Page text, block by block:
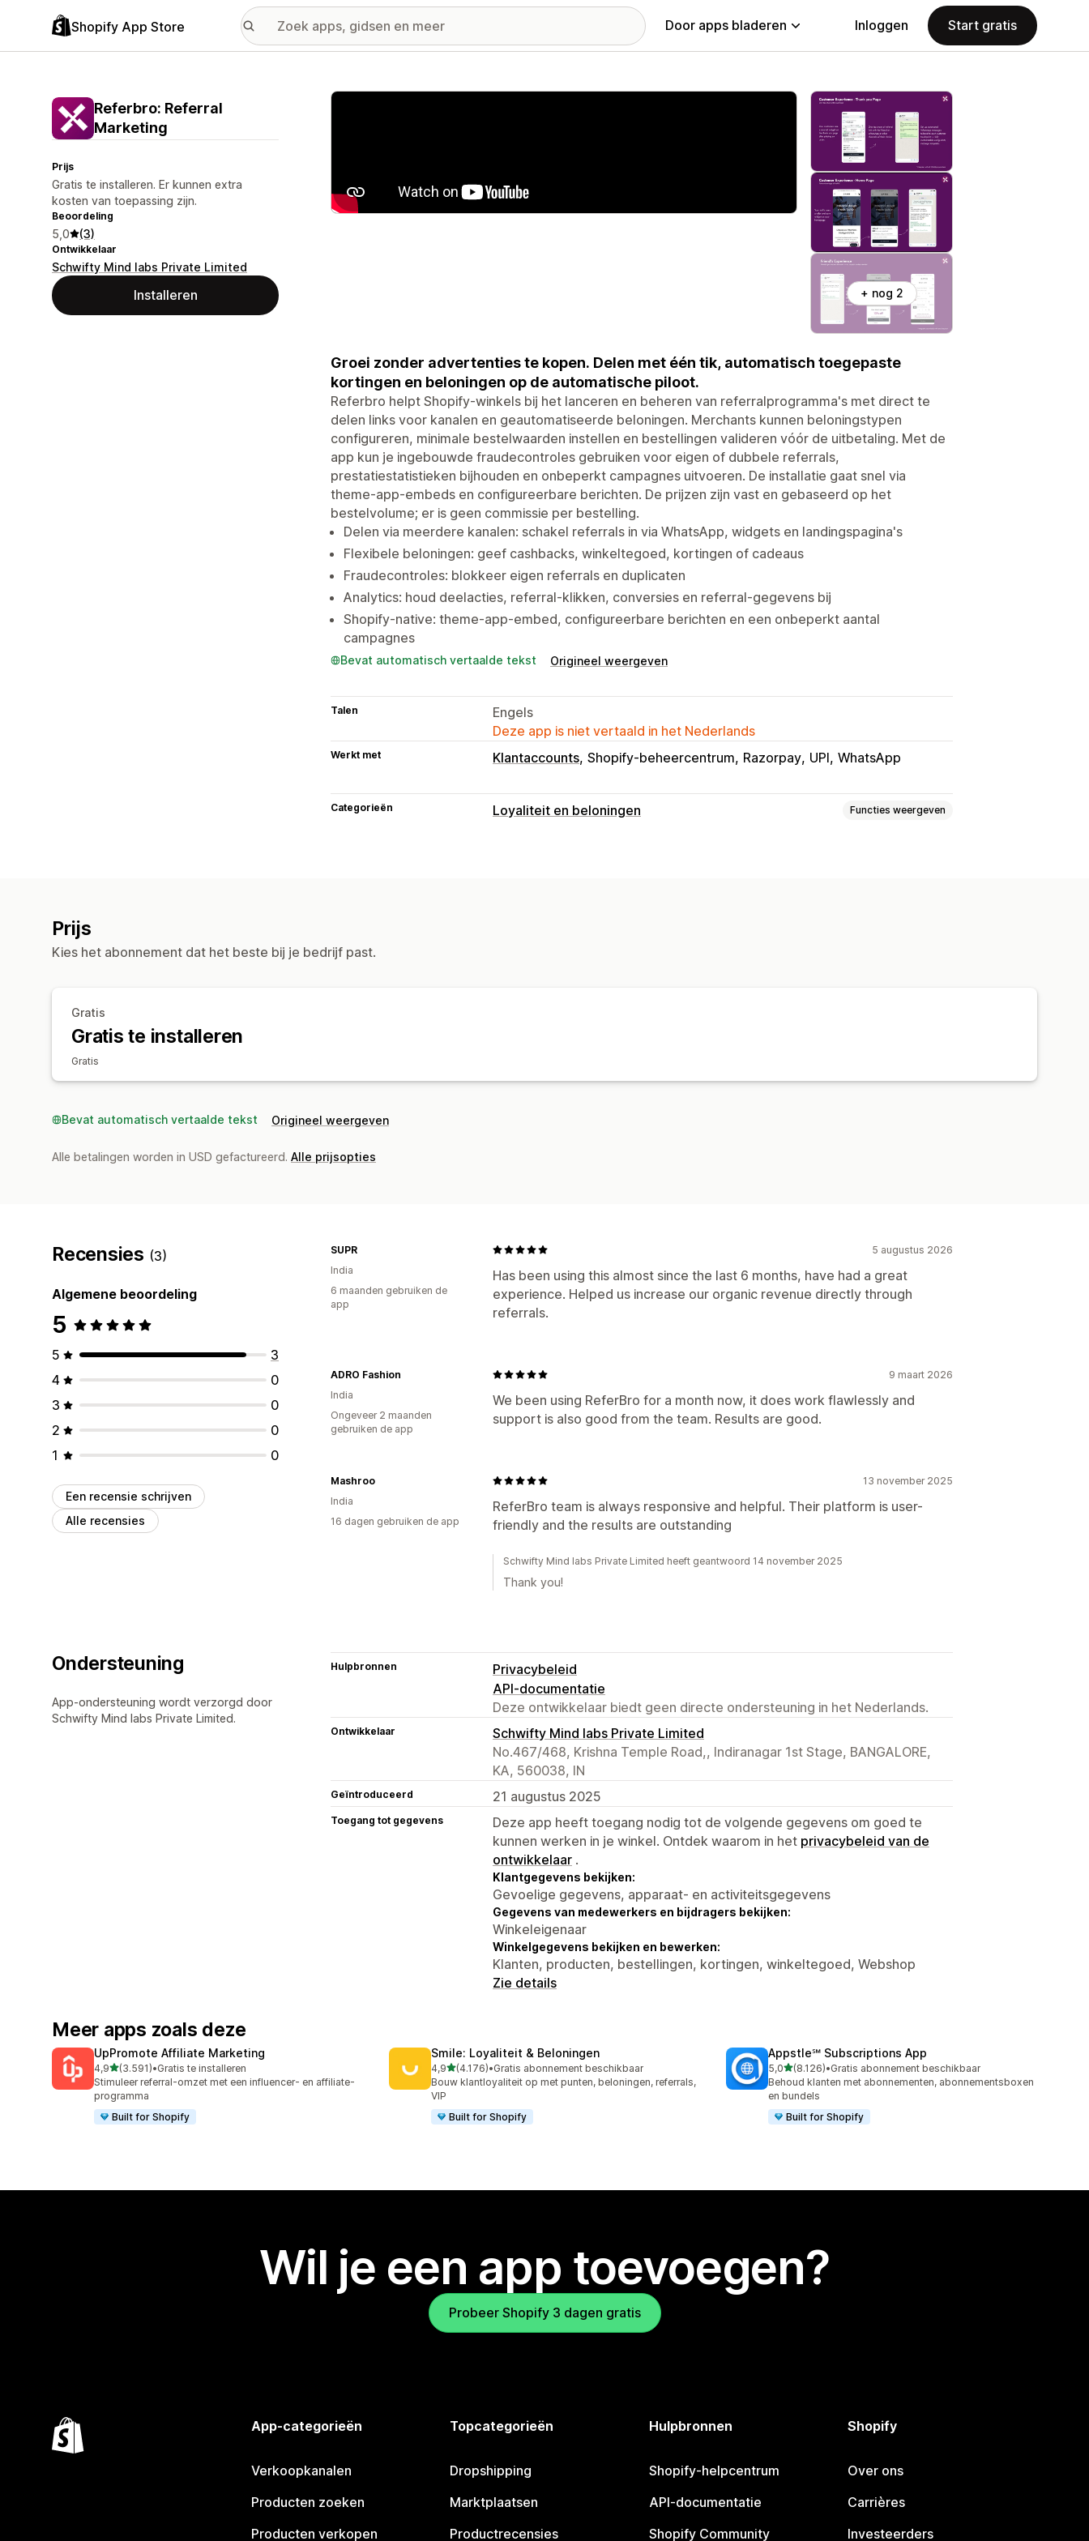
Shopify App Store Door apps bladeren Inloggen Start gratis
Referbro: Referral
Marketing
Prijs
Gratis te installeren. Er kunnen extra
kosten van toepassing zijn.
Beoordeling
5,0 (3)
Ontwikkelaar
Schwifty Mind labs Private Limited
Installeren
Galerij met uitgelichte afbeeldingen
+ nog 2
Groei zonder advertenties te kopen. Delen met één tik, automatisch toegepaste
kortingen en beloningen op de automatische piloot.
Referbro helpt Shopify-winkels bij het lanceren en beheren van referralprogramma's met direct te
delen links voor kanalen en geautomatiseerde beloningen. Merchants kunnen beloningstypen
configureren, minimale bestelwaarden instellen en bestellingen valideren vóór de uitbetaling. Met de
app kun je ingebouwde fraudecontroles gebruiken voor eigen of dubbele referrals,
prestatiestatistieken bijhouden en onbeperkt campagnes uitvoeren. De installatie gaat snel via
theme-app-embeds en configureerbare berichten. De prijzen zijn vast en gebaseerd op het
bestelvolume; er is geen commissie per bestelling.
Delen via meerdere kanalen: schakel referrals in via WhatsApp, widgets en landingspagina's
Flexibele beloningen: geef cashbacks, winkeltegoed, kortingen of cadeaus
Fraudecontroles: blokkeer eigen referrals en duplicaten
Analytics: houd deelacties, referral-klikken, conversies en referral-gegevens bij
Shopify-native: theme-app-embed, configureerbare berichten en een onbeperkt aantal
campagnes
Bevat automatisch vertaalde tekst Origineel weergeven
Talen
Engels
Deze app is niet vertaald in het Nederlands
Werkt met Klantaccounts Shopify-beheercentrum Razorpay UPI WhatsApp
Categorieën Loyaliteit en beloningen Functies weergeven
Prijs
Kies het abonnement dat het beste bij je bedrijf past.
Gratis
Gratis te installeren
Gratis
Bevat automatisch vertaalde tekst Origineel weergeven
Alle betalingen worden in USD gefactureerd. Alle prijsopties
Recensies (3)
Algemene beoordeling
5
5
3
4
0
3
0
2
0
1
0
Een recensie schrijven
Alle recensies
5 augustus 2026
Has been using this almost since the last 6 months, have had a great
experience. Helped us increase our organic revenue directly through
referrals.
SUPR
India
6 maanden gebruiken de
app
9 maart 2026
We been using ReferBro for a month now, it does work flawlessly and
support is also good from the team. Results are good.
ADRO Fashion
India
Ongeveer 2 maanden
gebruiken de app
13 november 2025
ReferBro team is always responsive and helpful. Their platform is user-
friendly and the results are outstanding
Mashroo
India
16 dagen gebruiken de app
Schwifty Mind labs Private Limited heeft geantwoord 14 november 2025
Thank you!
Ondersteuning
App-ondersteuning wordt verzorgd door
Schwifty Mind labs Private Limited.
Hulpbronnen
Privacybeleid
API-documentatie
Deze ontwikkelaar biedt geen directe ondersteuning in het Nederlands.
Ontwikkelaar
Schwifty Mind labs Private Limited
No.467/468, Krishna Temple Road,, lndiranagar 1st Stage, BANGALORE,
KA, 560038, IN
Geïntroduceerd 21 augustus 2025
Toegang tot gegevens
Deze app heeft toegang nodig tot de volgende gegevens om goed te
kunnen werken in je winkel. Ontdek waarom in het privacybeleid van de
ontwikkelaar .
Klantgegevens bekijken:
Gevoelige gegevens, apparaat- en activiteitsgegevens
Gegevens van medewerkers en bijdragers bekijken:
Winkeleigenaar
Winkelgegevens bekijken en bewerken:
Klanten, producten, bestellingen, kortingen, winkeltegoed, Webshop
Zie details
Meer apps zoals deze
UpPromote Affiliate Marketing
4,9van 5 sterren
(3.591)
3591 recensies in totaal
•Gratis te installeren
Stimuleer referral-omzet met een influencer- en affiliate-
programma
Built for Shopify
Smile: Loyaliteit & Beloningen
4,9van 5 sterren
(4.176)
4176 recensies in totaal
•Gratis abonnement beschikbaar
Bouw klantloyaliteit op met punten, beloningen, referrals,
VIP
Built for Shopify
Appstle℠ Subscriptions App
5,0van 5 sterren
(8.126)
8126 recensies in totaal
•Gratis abonnement beschikbaar
Behoud klanten met abonnementen, abonnementsboxen
en bundels
Built for Shopify
Wil je een app toevoegen?
Probeer Shopify 3 dagen gratis
App-categorieën
Verkoopkanalen
Producten zoeken
Producten verkopen
Topcategorieën
Dropshipping
Marktplaatsen
Productrecensies
Hulpbronnen
Shopify-helpcentrum
API-documentatie
Shopify Community
Shopify
Over ons
Carrières
Investeerders